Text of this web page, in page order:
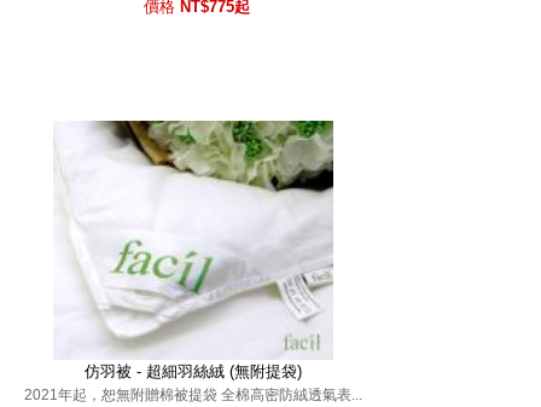
仿羽被 - 超細羽絲絨 (無附提袋)
2021年起，恕無附贈棉被提袋 全棉高密防絨透氣表...